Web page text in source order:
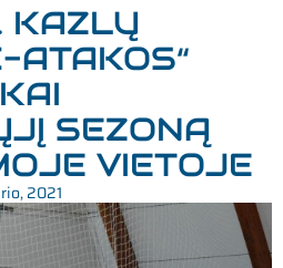
KAZLŲ
ATAKOS“
SEZONĄ
VIETOJE
2021